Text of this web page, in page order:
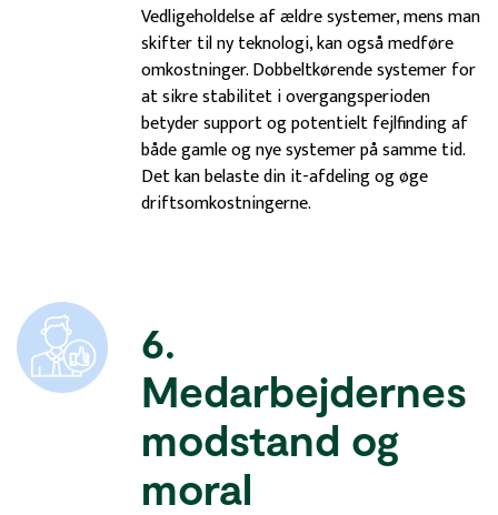
Vedligeholdelse af ældre systemer, mens man
skifter til ny teknologi, kan også medføre
omkostninger. Dobbeltkørende systemer for
at sikre stabilitet i overgangsperioden
betyder support og potentielt fejlfinding af
både gamle og nye systemer på samme tid.
Det kan belaste din it-afdeling og øge
driftsomkostningerne.
6.
Medarbejdernes
modstand og
moral